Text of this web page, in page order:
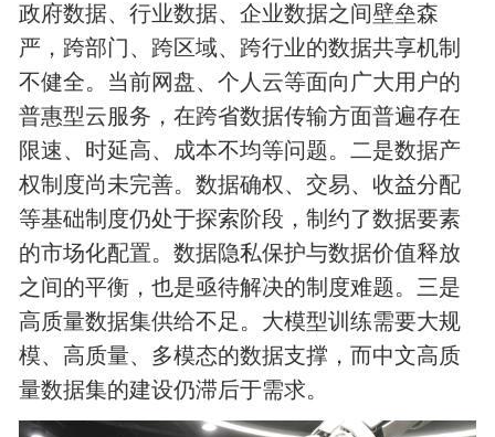
政府数据、行业数据、企业数据之间壁垒森
严，跨部门、跨区域、跨行业的数据共享机制
不健全。当前网盘、个人云等面向广大用户的
普惠型云服务，在跨省数据传输方面普遍存在
限速、时延高、成本不均等问题。二是数据产
权制度尚未完善。数据确权、交易、收益分配
等基础制度仍处于探索阶段，制约了数据要素
的市场化配置。数据隐私保护与数据价值释放
之间的平衡，也是亟待解决的制度难题。三是
高质量数据集供给不足。大模型训练需要大规
模、高质量、多模态的数据支撑，而中文高质
量数据集的建设仍滞后于需求。